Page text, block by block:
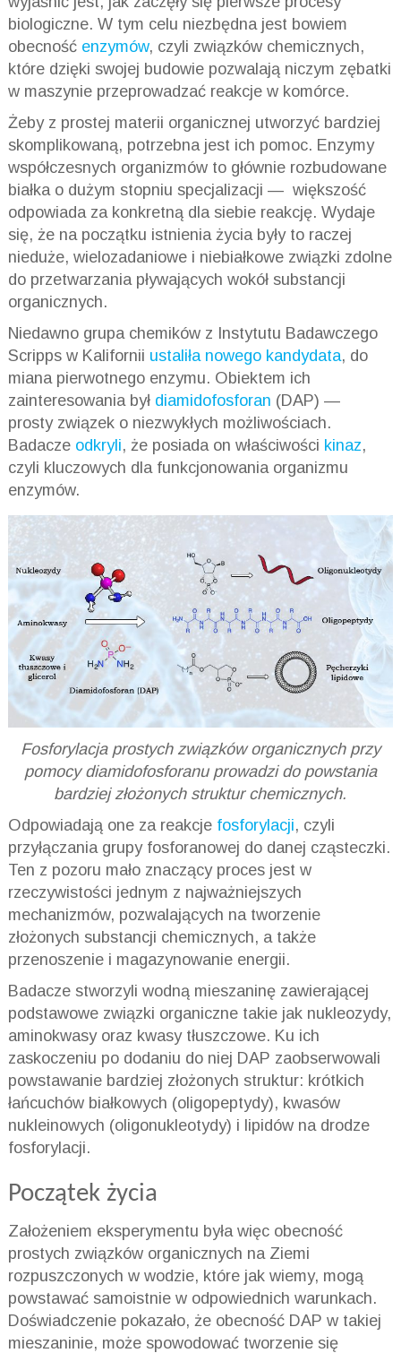
biologiczne. W tym celu niezbędna jest bowiem
obecność enzymów, czyli związków chemicznych,
które dzięki swojej budowie pozwalają niczym zębatki
w maszynie przeprowadzać reakcje w komórce.
Żeby z prostej materii organicznej utworzyć bardziej
skomplikowaną, potrzebna jest ich pomoc. Enzymy
współczesnych organizmów to głównie rozbudowane
białka o dużym stopniu specjalizacji — większość
odpowiada za konkretną dla siebie reakcję. Wydaje
się, że na początku istnienia życia były to raczej
nieduże, wielozadaniowe i niebiałkowe związki zdolne
do przetwarzania pływających wokół substancji
organicznych.
Niedawno grupa chemików z Instytutu Badawczego
Scripps w Kalifornii ustaliła nowego kandydata, do
miana pierwotnego enzymu. Obiektem ich
zainteresowania był diamidofosforan (DAP) —
prosty związek o niezwykłych możliwościach.
Badacze odkryli, że posiada on właściwości kinaz,
czyli kluczowych dla funkcjonowania organizmu
enzymów.
Fosforylacja prostych związków organicznych przy
pomocy diamidofosforanu prowadzi do powstania
bardziej złożonych struktur chemicznych.
Odpowiadają one za reakcje fosforylacji, czyli
przyłączania grupy fosforanowej do danej cząsteczki.
Ten z pozoru mało znaczący proces jest w
rzeczywistości jednym z najważniejszych
mechanizmów, pozwalających na tworzenie
złożonych substancji chemicznych, a także
przenoszenie i magazynowanie energii.
Badacze stworzyli wodną mieszaninę zawierającej
podstawowe związki organiczne takie jak nukleozydy,
aminokwasy oraz kwasy tłuszczowe. Ku ich
zaskoczeniu po dodaniu do niej DAP zaobserwowali
powstawanie bardziej złożonych struktur: krótkich
łańcuchów białkowych (oligopeptydy), kwasów
nukleinowych (oligonukleotydy) i lipidów na drodze
fosforylacji.
Początek życia
Założeniem eksperymentu była więc obecność
prostych związków organicznych na Ziemi
rozpuszczonych w wodzie, które jak wiemy, mogą
powstawać samoistnie w odpowiednich warunkach.
Doświadczenie pokazało, że obecność DAP w takiej
mieszaninie, może spowodować tworzenie się